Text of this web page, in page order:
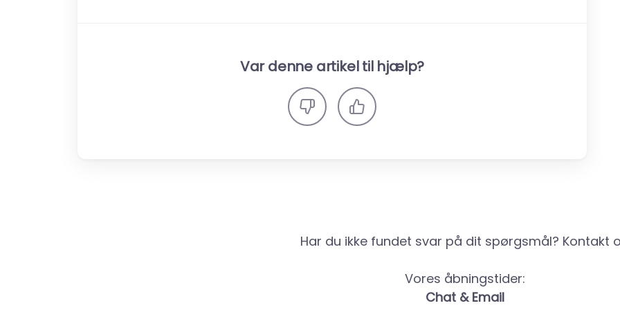
Var denne artikel til hjælp?
Har du ikke fundet svar på dit spørgsmål? Kontakt
Vores åbningstider:
Chat & Email